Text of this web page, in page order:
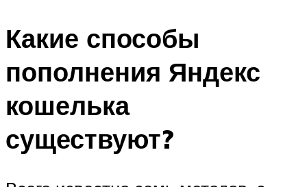
Какие способы
пополнения Яндекс
кошелька
существуют?